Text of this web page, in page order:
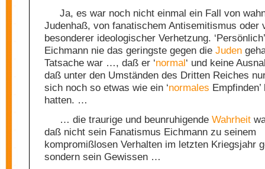
Ja, es war noch nicht einmal ein Fall von
Judenhaß, von fanatischem Antisemitismus oder
besonderer ideologischer Verhetzung.
Eichmann nie das geringste gegen die Juden
Tatsache war …, daß er ‘normal‘ und keine
daß unter den Umständen des Dritten Reiches nur
sich noch so etwas wie ein ‘normales
hatten. …
… die traurige und beunruhigende Wahrheit
daß nicht sein Fanatismus Eichmann zu seinem
kompromißlosen Verhalten im letzten Kriegsjahr
sondern sein Gewissen …